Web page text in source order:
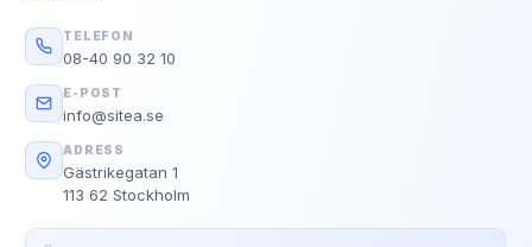
TELEFON
08-40 90 32 10
E-POST
info@sitea.se
ADRESS
Gästrikegatan 1
113 62 Stockholm